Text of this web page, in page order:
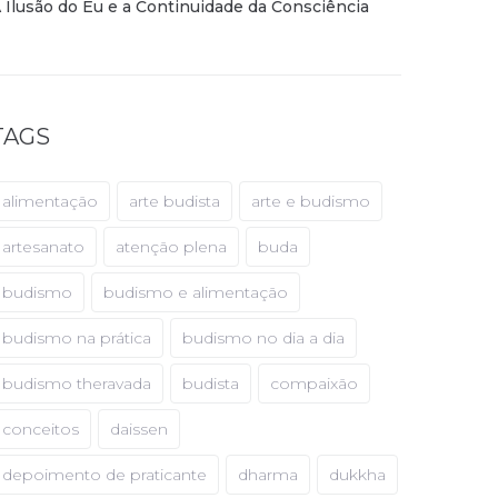
Ilusão do Eu e a Continuidade da Consciência
alimentação arte budista arte e budismo
artesanato atenção plena buda
budismo budismo e alimentação
budismo na prática budismo no dia a dia
budismo theravada budista compaixão
conceitos daissen
depoimento de praticante dharma dukkha